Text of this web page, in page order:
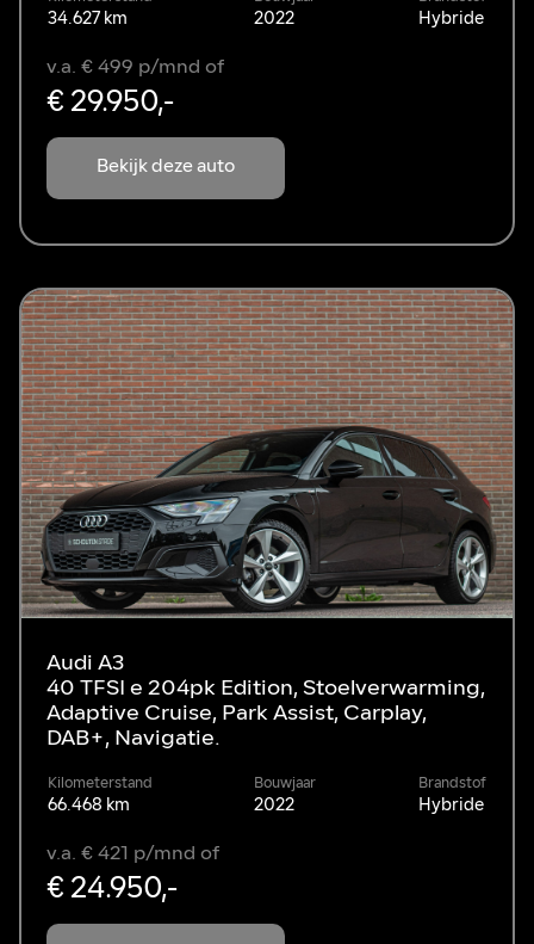
34.627 km 2022 Hybride
Bekijk deze auto
v.a. € 499 p/mnd of
€ 29.950,-
Audi A3
40 TFSI e 204pk Edition, Stoelverwarming,
Adaptive Cruise, Park Assist, Carplay,
DAB+, Navigatie.
Kilometerstand
66.468 km
Bouwjaar
2022
Brandstof
Hybride
v.a. € 421 p/mnd of
€ 24.950,-